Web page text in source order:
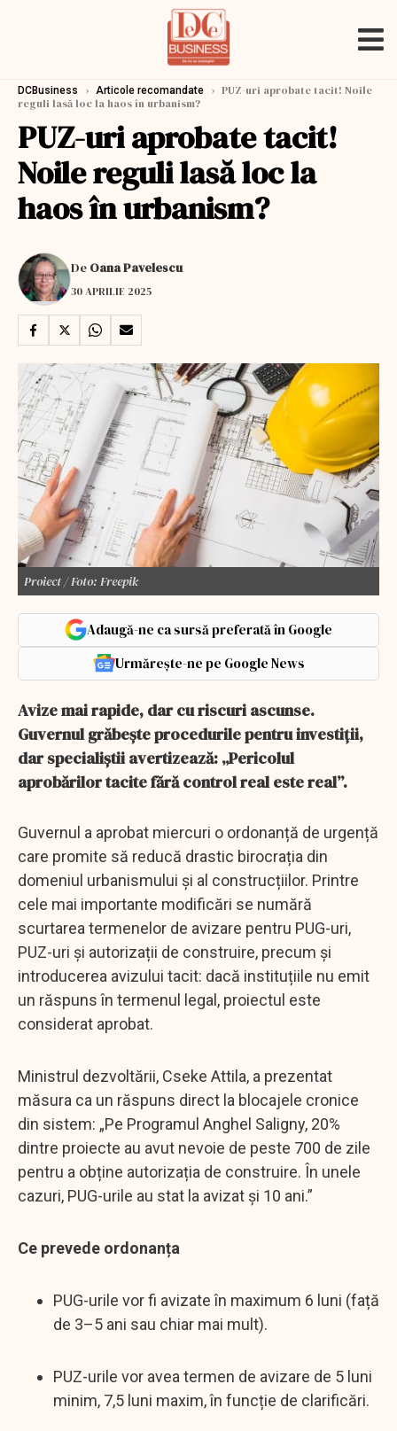
DCBusiness › Articole recomandate › PUZ-uri aprobate tacit! Noile
reguli lasă loc la haos în urbanism?
PUZ-uri aprobate tacit!
Noile reguli lasă loc la
haos în urbanism?
De Oana Pavelescu
30 APRILIE 2025
Proiect / Foto: Freepik
Adaugă-ne ca sursă preferată în Google
Urmărește-ne pe Google News
Avize mai rapide, dar cu riscuri ascunse.
Guvernul grăbește procedurile pentru investiții,
dar specialiștii avertizează: „Pericolul
aprobărilor tacite fără control real este real”.
Guvernul a aprobat miercuri o ordonanță de urgență
care promite să reducă drastic birocrația din
domeniul urbanismului și al construcțiilor. Printre
cele mai importante modificări se numără
scurtarea termenelor de avizare pentru PUG-uri,
PUZ-uri și autorizații de construire, precum și
introducerea avizului tacit: dacă instituțiile nu emit
un răspuns în termenul legal, proiectul este
considerat aprobat.
Ministrul dezvoltării, Cseke Attila, a prezentat
măsura ca un răspuns direct la blocajele cronice
din sistem: „Pe Programul Anghel Saligny, 20%
dintre proiecte au avut nevoie de peste 700 de zile
pentru a obține autorizația de construire. În unele
cazuri, PUG-urile au stat la avizat și 10 ani.”
Ce prevede ordonanța
PUG-urile vor fi avizate în maximum 6 luni (față
de 3–5 ani sau chiar mai mult).
PUZ-urile vor avea termen de avizare de 5 luni
minim, 7,5 luni maxim, în funcție de clarificări.